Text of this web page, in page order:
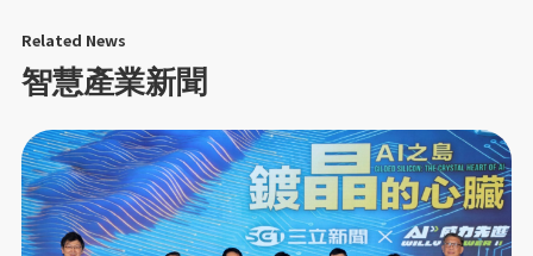
Related News
智慧產業新聞